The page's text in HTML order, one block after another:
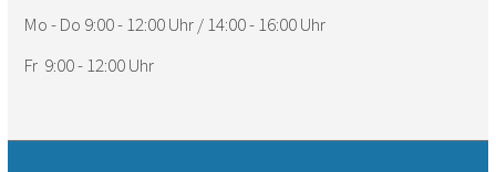
Mo - Do 9:00 - 12:00 Uhr / 14:00 - 16:00 Uhr
Fr 9:00 - 12:00 Uhr